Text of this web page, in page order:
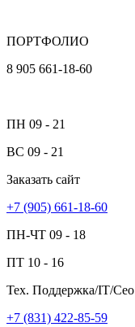
ПОРТФОЛИО
8 905 661-18-60
ПН 09 - 21
ВС 09 - 21
Заказать сайт
+7 (905) 661-18-60
ПН-ЧТ 09 - 18
ПТ 10 - 16
Тех. Поддержка/IT/Сео
+7 (831) 422-85-59